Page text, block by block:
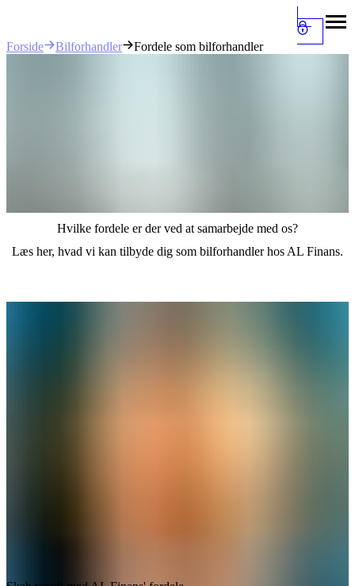
Forside Bilforhandler Fordele som bilforhandler
Hvilke fordele er der ved at samarbejde med os?
Læs her, hvad vi kan tilbyde dig som bilforhandler hos AL Finans.